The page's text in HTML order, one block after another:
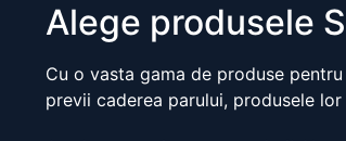
Alege produsele
Cu o vasta gama de produse
previi caderea parului, produsele